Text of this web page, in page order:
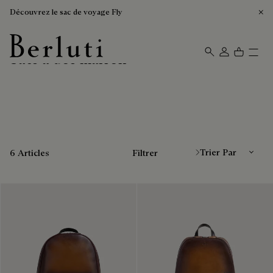
Découvrez le sac de voyage Fly
Page d'Accueil Berluti
Sacs à dos marron
6 Articles Filtrer